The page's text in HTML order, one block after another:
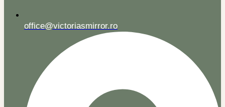
office@victoriasmirror.ro